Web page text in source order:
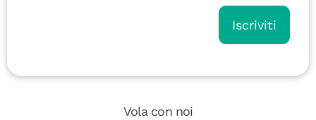
Iscriviti
Vola con noi